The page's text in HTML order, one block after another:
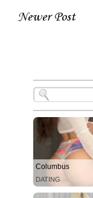
Newer Post
Columbus
DATING